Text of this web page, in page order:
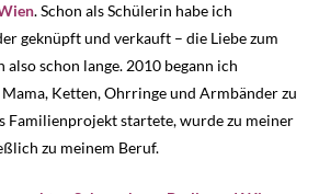
. Schon als Schülerin habe ich
geknüpft und verkauft – die Liebe zum
schon lange. 2010 begann ich
Ketten, Ohrringe und Armbänder zu
Familienprojekt startete, wurde zu meiner
zu meinem Beruf.